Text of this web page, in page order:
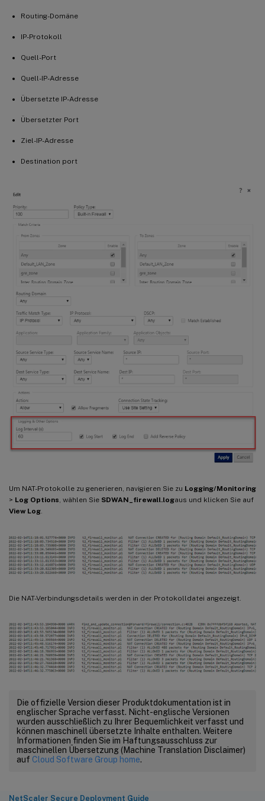
Routing-Domäne
IP-Protokoll
Quell-Port
Quell-IP-Adresse
Übersetzte IP-Adresse
Übersetzter Port
Ziel-IP-Adresse
Destination port
Um NAT-Protokolle zu generieren, navigieren Sie zu Logging/Monitoring
> Log Options , wählen Sie SDWAN_firewall.logaus und klicken Sie auf
View Log
Die NAT-Verbindungsdetails werden in der Protokolldatei angezeigt.
Die offizielle Version dieser Produktdokumentation ist in
englischer Sprache verfasst. Nicht-englische Versionen
wurden ausschließlich zu Ihrer Bequemlichkeit verfasst und
können maschinell übersetzte Inhalte enthalten. Weitere
Informationen finden Sie im Haftungsausschluss zur
maschinellen Übersetzung (Machine Translation Disclaimer)
auf Cloud Software Group home.
NetScaler Secure Deployment Guide